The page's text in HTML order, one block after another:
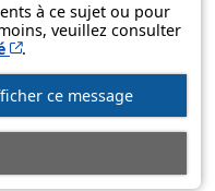
à ce sujet ou pour
veuillez consulter
Cet hyperlien s’ouvrira
.
ce message
2013-2025